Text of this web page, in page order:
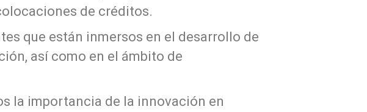
de créditos.
que están inmersos en el desarrollo de
así como en el ámbito de
la importancia de la innovación en